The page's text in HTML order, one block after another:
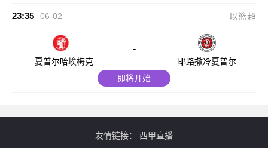
23:35 06-02 以篮超
夏普尔哈埃梅克
-
耶路撒冷夏普尔
即将开始
友情链接： 西甲直播